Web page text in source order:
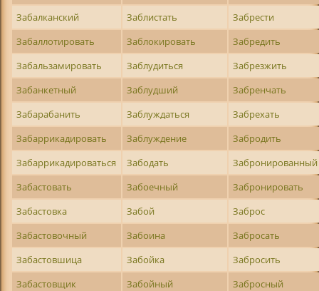
Забалканский
Заблистать
Забрести
Забаллотировать
Заблокировать
Забредить
Забальзамировать
Заблудиться
Забрезжить
Забанкетный
Заблудший
Забренчать
Забарабанить
Заблуждаться
Забрехать
Забаррикадировать
Заблуждение
Забродить
Забаррикадироваться
Забодать
Забронированный
Забастовать
Забоечный
Забронировать
Забастовка
Забой
Заброс
Забастовочный
Забоина
Забросать
Забастовшица
Забойка
Забросить
Забастовщик
Забойный
Забросный